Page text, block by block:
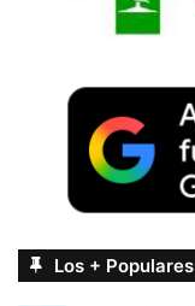
Los + Populares